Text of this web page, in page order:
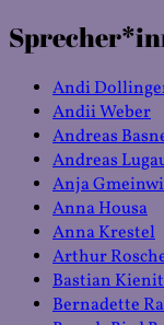
Andi
Andii Weber
Andreas
Andreas
Anja
Anna Housa
Anna Krestel
Arthur
Bastian
Bernadette